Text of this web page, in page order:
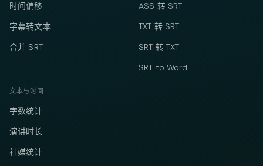
时间偏移
字幕转文本
合并 SRT
ASS 转 SRT
TXT 转 SRT
SRT 转 TXT
SRT to Word
文本与时间
字数统计
演讲时长
社媒统计